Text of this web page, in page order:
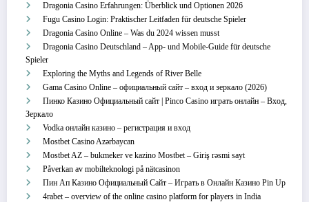
Dragonia Casino Erfahrungen: Überblick und Optionen 2026
Fugu Casino Login: Praktischer Leitfaden für deutsche Spieler
Dragonia Casino Online – Was du 2024 wissen musst
Dragonia Casino Deutschland – App‑ und Mobile‑Guide für deutsche
Spieler
Exploring the Myths and Legends of River Belle
Gama Casino Online – официальный сайт – вход и зеркало (2026)
Пинко Казино Официальный сайт | Pinco Casino играть онлайн – Вход,
Зеркало
Vodka онлайн казино – регистрация и вход
Mostbet Casino Azərbaycan
Mostbet AZ – bukmeker ve kazino Mostbet – Giriş rəsmi sayt
Påverkan av mobilteknologi på nätcasinon
Пин Ап Казино Официальный Сайт – Играть в Онлайн Казино Pin Up
4rabet – overview of the online casino platform for players in India